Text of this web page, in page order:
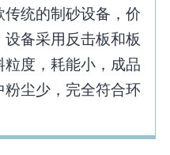
统的制砂设备，价
备采用反击板和板
度，耗能小，成品
尘少，完全符合环